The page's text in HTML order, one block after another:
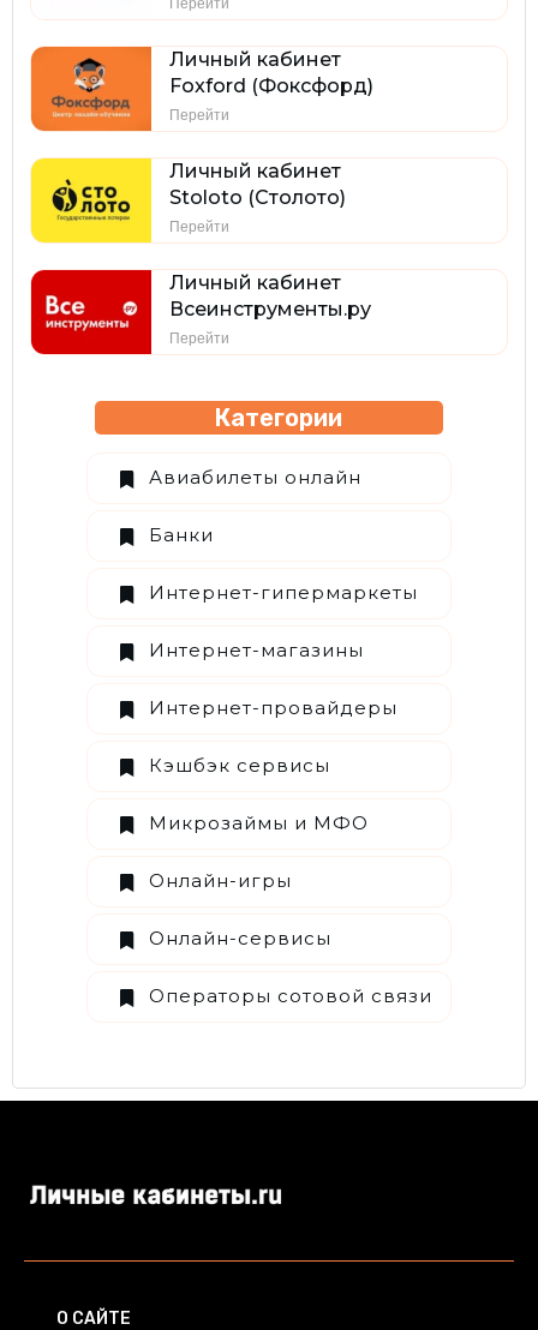
Личный кабинет
Foxford (Фоксфорд)
Перейти
Личный кабинет
Stoloto (Столото)
Перейти
Личный кабинет
Всеинструменты.ру
Перейти
Категории
Авиабилеты онлайн
Банки
Интернет-гипермаркеты
Интернет-магазины
Интернет-провайдеры
Кэшбэк сервисы
Микрозаймы и МФО
Онлайн-игры
Онлайн-сервисы
Операторы сотовой связи
О САЙТЕ